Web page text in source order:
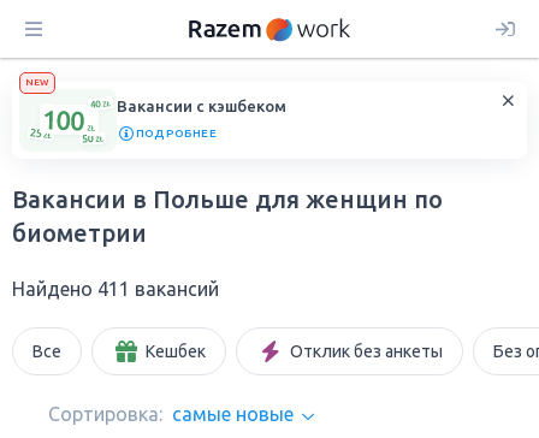
NEW
Вакансии с кэшбеком
ПОДРОБНЕЕ
Вакансии в Польше для женщин по
биометрии
Найдено 411 вакансий
Все Кешбек Отклик без анкеты Без
Сортировка: самые новые